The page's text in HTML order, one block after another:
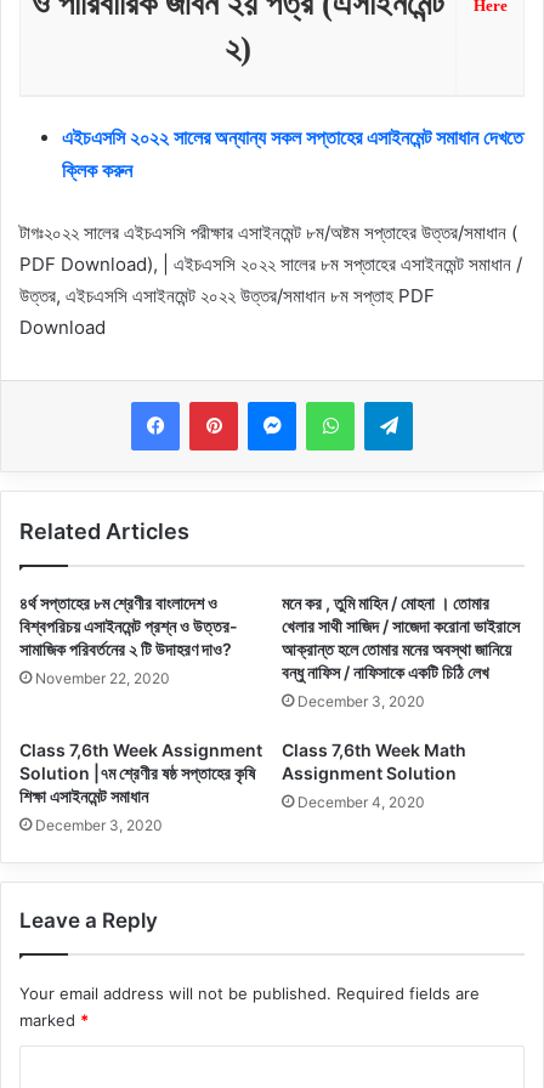
২)
Here
এইচএসসি ২০২২ সালের অন্যান্য সকল সপ্তাহের এসাইনমেন্ট সমাধান দেখতে
ক্লিক করুন
টাগঃ২০২২ সালের এইচএসসি পরীক্ষার এসাইনমেন্ট ৮ম/অষ্টম সপ্তাহের উত্তর/সমাধান (
PDF Download), | এইচএসসি ২০২২ সালের ৮ম সপ্তাহের এসাইনমেন্ট সমাধান /
উত্তর, এইচএসসি এসাইনমেন্ট ২০২২ উত্তর/সমাধান ৮ম সপ্তাহ PDF
Download
MessengerWhatsAppTelegram
Related Articles
৪র্থ সপ্তাহের ৮ম শ্রেণীর বাংলাদেশ ও
বিশ্বপরিচয় এসাইনমেন্ট প্রশ্ন ও উত্তর-
সামাজিক পরিবর্তনের ২ টি উদাহরণ দাও?
November 22, 2020
মনে কর , তুমি মাহিন / মােহনা । তােমার
খেলার সাথী সাজিদ / সাজেদা করােনা ভাইরাসে
আক্রান্ত হলে তােমার মনের অবস্থা জানিয়ে
বন্ধু নাফিস / নাফিসাকে একটি চিঠি লেখ
December 3, 2020
Class 7,6th Week Assignment
Solution |৭ম শ্রেণীর ষষ্ঠ সপ্তাহের কৃষি
শিক্ষা এসাইনমেন্ট সমাধান
December 3, 2020
Class 7,6th Week Math
Assignment Solution
December 4, 2020
Leave a Reply
Your email address will not be published. Required fields are
marked *